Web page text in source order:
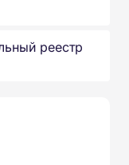
реестр